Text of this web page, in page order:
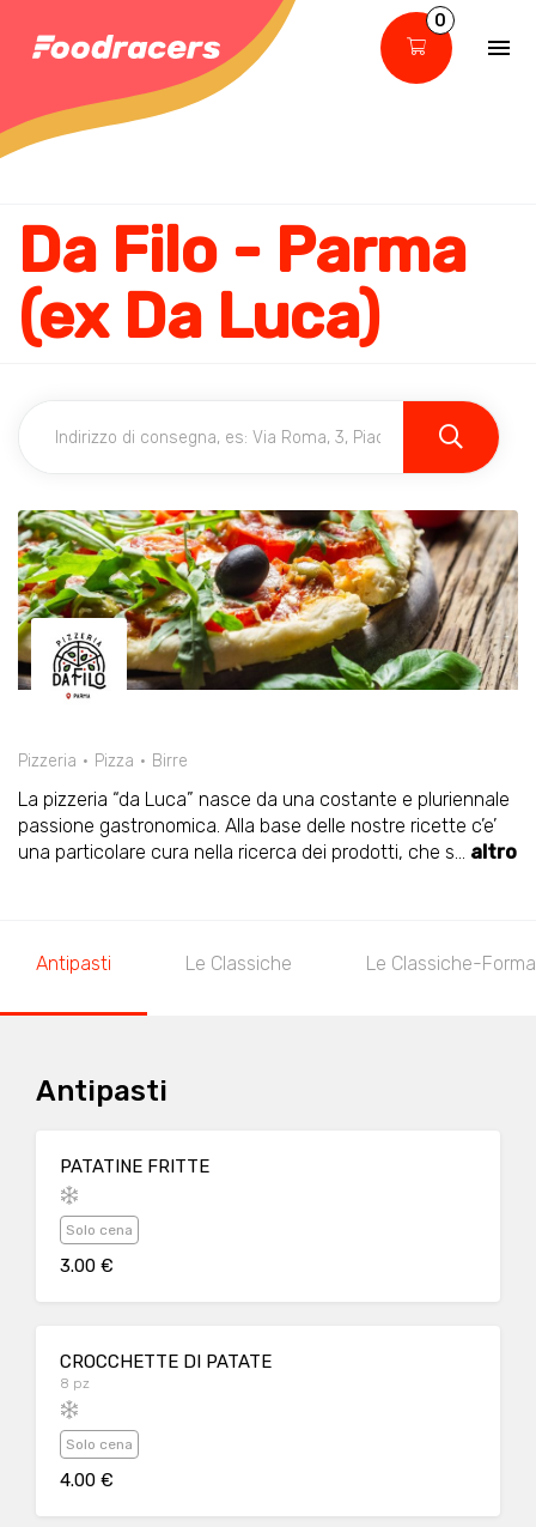
0
Da Filo - Parma
(ex Da Luca)
Pizzeria Pizza Birre
La pizzeria “da Luca” nasce da una costante e pluriennale
passione gastronomica. Alla base delle nostre ricette c’e’
una particolare cura nella ricerca dei prodotti, che s... altro
Antipasti Le Classiche Le Classiche-
Antipasti
PATATINE FRITTE
Solo cena
3.00 €
CROCCHETTE DI PATATE
8 pz
Solo cena
4.00 €